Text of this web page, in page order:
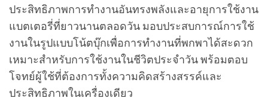
ประสิทธิภาพการทำงานอันทรงพลังและอายุการใช้งาน
แบตเตอรี่ที่ยาวนานตลอดวัน มอบประสบการณ์การใช้
งานในรูปแบบโน้ตบุ๊กเพื่อการทำงานที่พกพาได้สะดวก
เหมาะสำหรับการใช้งานในชีวิตประจำวัน พร้อมตอบ
โจทย์ผู้ใช้ที่ต้องการทั้งความคิดสร้างสรรค์และ
ประสิทธิภาพในเครื่องเดียว